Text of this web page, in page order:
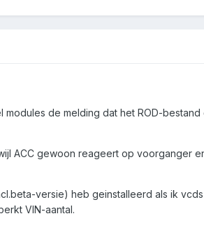
de melding dat het ROD-
ACC gewoon reageert op voorganger
versie) heb geinstalleerd als ik
VIN-aantal.